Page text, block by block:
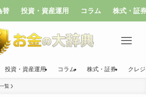
替 投資・資産運用 コラム 株式・証
投資・資産運用 コラム 株式・証券 クレ
覧